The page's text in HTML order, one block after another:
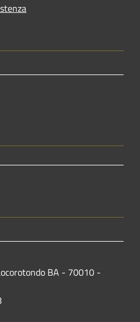
BA - 70010 -